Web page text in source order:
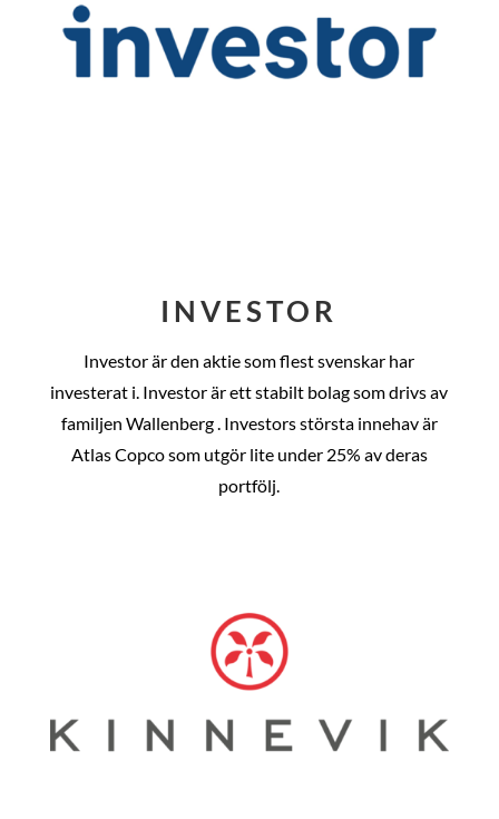
INVESTOR
Investor är den aktie som flest svenskar har
investerat i. Investor är ett stabilt bolag som drivs av
familjen Wallenberg . Investors största innehav är
Atlas Copco som utgör lite under 25% av deras
portfölj.